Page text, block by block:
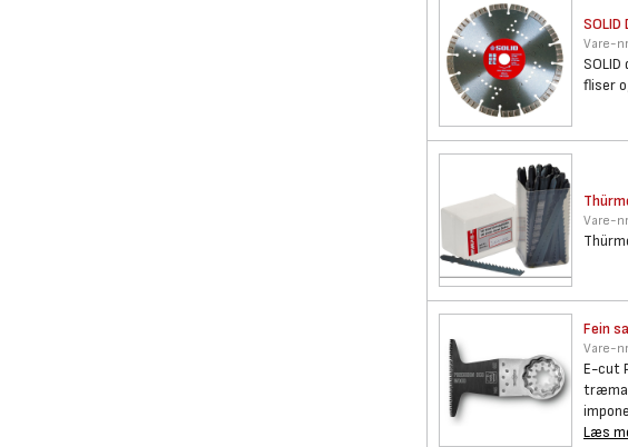
Vare-
fliser
Vare-
Fein
Vare-
E-cut
Læs